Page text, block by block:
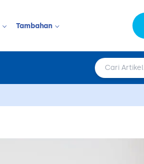
Tambahan
Informasi Perusahaan
Moka Learning Hub